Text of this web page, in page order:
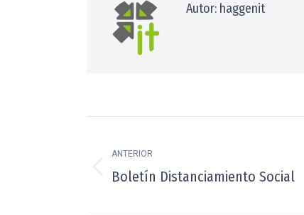
Autor: haggenit
entre
publicaciones
ANTERIOR
Publicación
Boletín Distanciamiento Social